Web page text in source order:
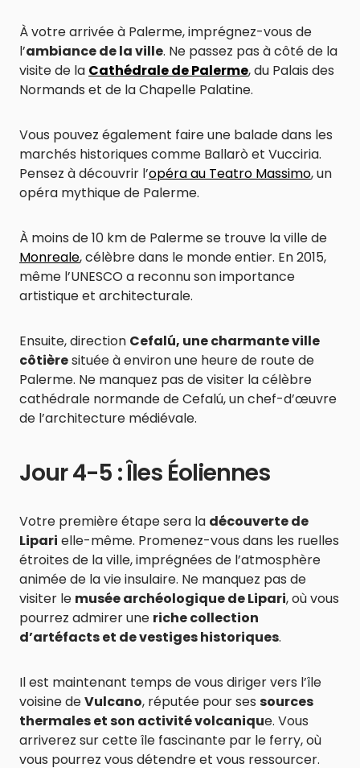
À votre arrivée à Palerme, imprégnez-vous de
l’ambiance de la ville. Ne passez pas à côté de la
visite de la Cathédrale de Palerme, du Palais des
Normands et de la Chapelle Palatine.
Vous pouvez également faire une balade dans les
marchés historiques comme Ballarò et Vucciria.
Pensez à découvrir l’opéra au Teatro Massimo, un
opéra mythique de Palerme.
À moins de 10 km de Palerme se trouve la ville de
Monreale, célèbre dans le monde entier. En 2015,
même l’UNESCO a reconnu son importance
artistique et architecturale.
Ensuite, direction Cefalú, une charmante ville
côtièresituée à environ une heure de route de
Palerme. Ne manquez pas de visiter la célèbre
cathédrale normande de Cefalú, un chef-d’œuvre
de l’architecture médiévale.
Jour 4-5 : Îles Éoliennes
Votre première étape sera la découverte de
Lipari elle-même. Promenez-vous dans les ruelles
étroites de la ville, imprégnées de l’atmosphère
animée de la vie insulaire. Ne manquez pas de
visiter le musée archéologique de Lipari, où vous
pourrez admirer une riche collection
d’artéfacts et de vestiges historiques.
Il est maintenant temps de vous diriger vers l’île
voisine deVulcano, réputée pour ses sources
thermales et son activité volcanique. Vous
arriverez sur cette île fascinante par le ferry, où
vous pourrez vous détendre et vous ressourcer.